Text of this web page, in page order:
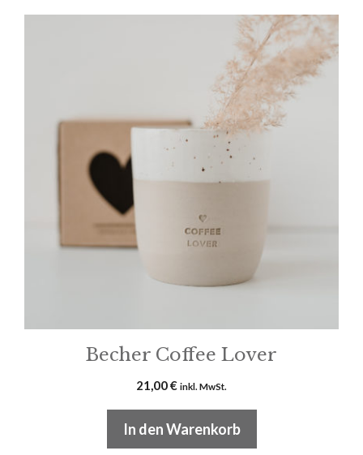
Becher Coffee Lover
21,00€ inkl. MwSt.
In den Warenkorb